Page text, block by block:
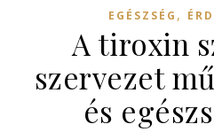
EGÉSZSÉG ,
A tiroxin
szervezet
és